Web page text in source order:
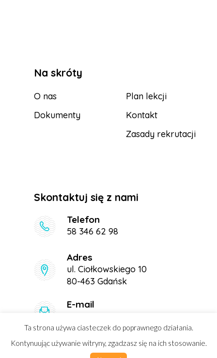
Na skróty
O nas
Plan lekcji
Dokumenty
Kontakt
Zasady rekrutacji
Skontaktuj się z nami
Telefon
58 346 62 98
Adres
ul. Ciołkowskiego 10
80-463 Gdańsk
E-mail
Copyright 2020 by Nasza Szkoła
Ta strona używa ciasteczek do poprawnego działania.
Kontynuując używanie witryny, zgadzasz się na ich stosowanie.